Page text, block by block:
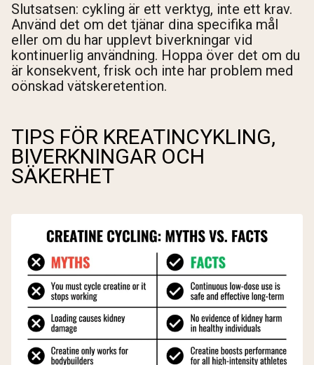
Slutsatsen: cykling är ett verktyg, inte ett krav.
Använd det om det tjänar dina specifika mål
eller om du har upplevt biverkningar vid
kontinuerlig användning. Hoppa över det om du
är konsekvent, frisk och inte har problem med
oönskad vätskeretention.
TIPS FÖR KREATINCYKLING,
BIVERKNINGAR OCH
SÄKERHET